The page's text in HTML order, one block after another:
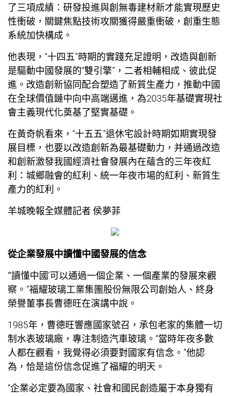
了三項成績：研發投進與創 無毒建材新才能實現歷史
性衝破，關鍵焦點技術攻關獲得嚴重衝破，創重生態
系統加快構成。
他表現，“十四五”時期的實踐充足證明，改造與創新
是驅動中國發展的“雙引擎”，二者相輔相成、彼此促
進。改造創新協同配合塑造了新質生產力，推動中國
在全球價值鏈中向中高端邁進，為2035年基礎實現社
會主義現代化奠基了堅實基礎。
在黃奇帆看來，“十五五”退休宅設計時期如期實現發
展目標，也要以改造創新為最基礎動力，并通過改造
和創新激發我國經濟社會發展內在蘊含的三年夜紅
利：城鄉融會的紅利、統一年夜市場的紅利、新質生
產力的紅利。
羊城晚報全媒體記者 侯夢菲
從企業發展中讀懂中國發展的信念
“‘讀懂中國’可以通過一個企業、一個產業的發展來觀
察。”福耀玻璃工業集團股份無限公司創始人、終身
榮譽董事長曹德旺在演講中說。
1985年，曹德旺響應國家號召，承包老家的集體一切
制水表玻璃廠，專注制造汽車玻璃。“當時年夜多數
人都在觀看，我覺得必須要對國家有信念。”他認
為，恰是這份信念促進了福耀的明天。
“企業必定要為國家、社會和國民創造屬于本身獨有